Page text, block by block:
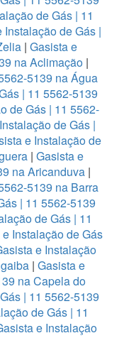
de Gás | 11
Instalação de Gás |
| Gasista e
na Aclimação |
5139 na Água
| 11 5562-5139
de Gás | 11 5562-
de Gás |
e Instalação de
| Gasista e
na Aricanduva |
5139 na Barra
| 11 5562-5139
de Gás | 11
Instalação de Gás
e Instalação
| Gasista e
na Capela do
| 11 5562-5139
de Gás | 11
e Instalação